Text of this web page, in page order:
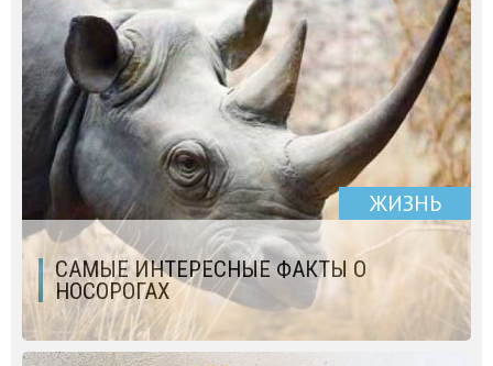
ЖИЗНЬ
САМЫЕ ИНТЕРЕСНЫЕ ФАКТЫ О
НОСОРОГАХ